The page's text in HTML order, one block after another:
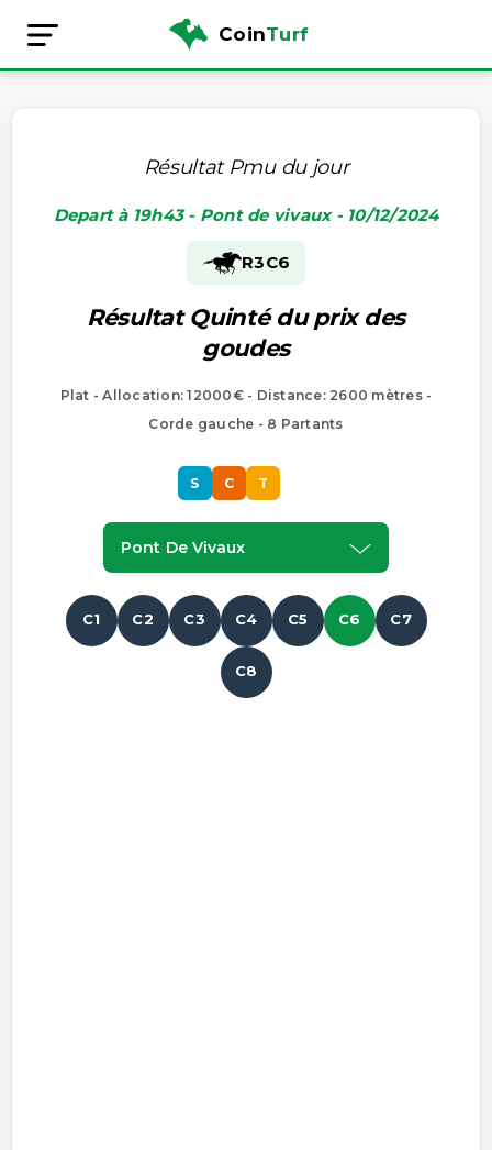
CoinTurf
Résultat Pmu du jour
Depart à 19h43 - Pont de vivaux - 10/12/2024
R3C6
Résultat Quinté du prix des
goudes
Plat - Allocation: 12000€ - Distance: 2600 mètres -
Corde gauche - 8 Partants
S C T
Pont De Vivaux
C1 C2 C3 C4 C5 C6 C7
C8